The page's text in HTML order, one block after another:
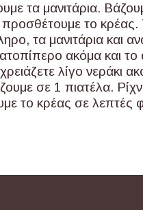
τα μανιτάρια.
το
τα μανιτάρια και
ακόμα και το
λίγο νεράκι
σε 1 πιατέλα.
το κρέας σε λεπτές